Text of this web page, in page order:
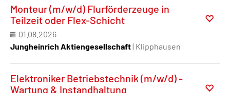
Monteur (m/w/d) Flurförderzeuge in
Teilzeit oder Flex-Schicht
01.08.2026
Jungheinrich Aktiengesellschaft| Klipphausen
Elektroniker Betriebstechnik (m/w/d) -
Wartung & Instandhaltung